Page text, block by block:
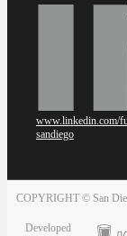
www.linkedin.com/
sandiego
COPYRIGHT © San
Developed